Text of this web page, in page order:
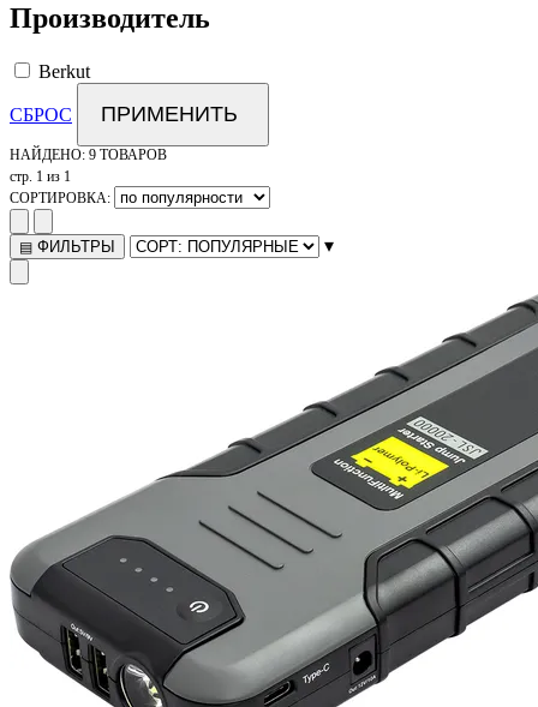
Производитель
Berkut
СБРОС ПРИМЕНИТЬ
НАЙДЕНО: 9 ТОВАРОВ
стр. 1 из 1
СОРТИРОВКА:
▤ ФИЛЬТРЫ ▾